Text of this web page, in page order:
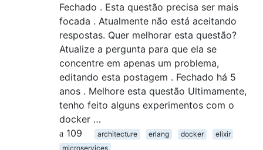
Fechado . Esta questão precisa ser mais
focada . Atualmente não está aceitando
respostas. Quer melhorar esta questão?
Atualize a pergunta para que ela se
concentre em apenas um problema,
editando esta postagem . Fechado há 5
anos . Melhore esta questão Ultimamente,
tenho feito alguns experimentos com o
docker …
109
architecture erlang docker
elixir
microservices